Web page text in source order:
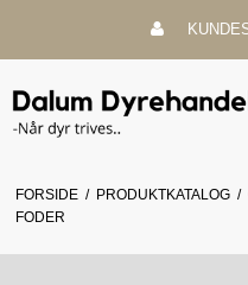
FORSIDE / PRODUKTKATALOG /
FODER